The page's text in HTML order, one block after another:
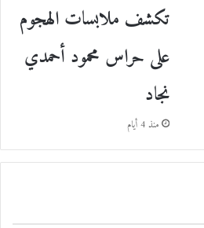
تكشف ملابسات الهجوم
على حراس محمود أحمدي
نجاد
منذ 4 أيام